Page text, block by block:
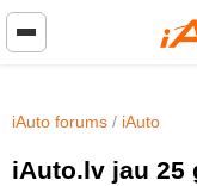
iAuto forums / iAuto
iAuto.lv jau 25